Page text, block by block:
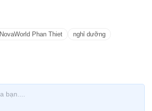
NovaWorld Phan Thiet
nghỉ dưỡng